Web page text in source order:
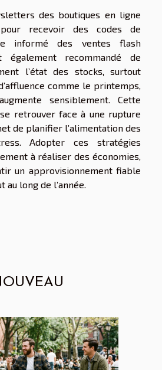
des boutiques en ligne
recevoir des codes de
informé des ventes flash
également recommandé de
l’état des stocks, surtout
comme le printemps,
sensiblement. Cette
retrouver face à une rupture
de planifier l’alimentation des
Adopter ces stratégies
à réaliser des économies,
un approvisionnement fiable
long de l’année.